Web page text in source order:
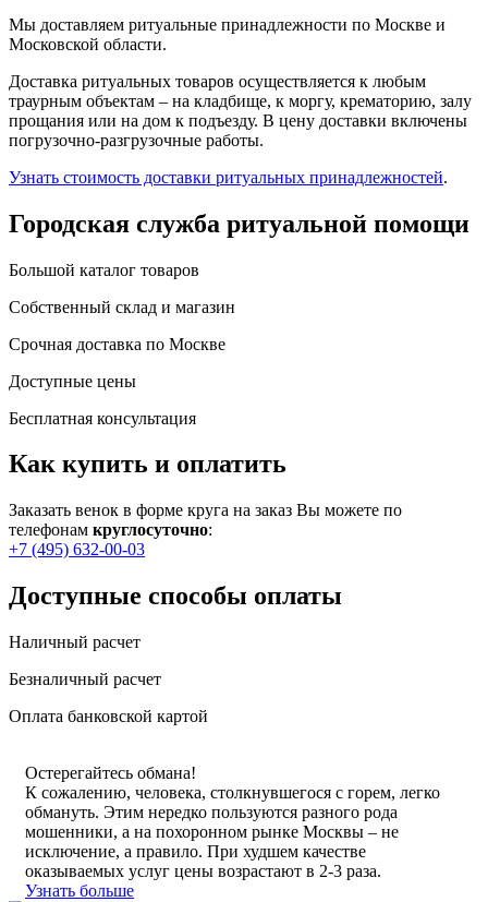
Мы доставляем ритуальные принадлежности по Москве и
Московской области.
Доставка ритуальных товаров осуществляется к любым
траурным объектам – на кладбище, к моргу, крематорию, залу
прощания или на дом к подъезду. В цену доставки включены
погрузочно-разгрузочные работы.
Узнать стоимость доставки ритуальных принадлежностей.
Городская служба ритуальной помощи
Большой каталог товаров
Собственный склад и магазин
Срочная доставка по Москве
Доступные цены
Бесплатная консультация
Как купить и оплатить
Заказать венок в форме круга на заказ Вы можете по
телефонам круглосуточно:
+7 (495) 632-00-03
Доступные способы оплаты
Наличный расчет
Безналичный расчет
Оплата банковской картой
Остерегайтесь обмана!
К сожалению, человека, столкнувшегося с горем, легко
обмануть. Этим нередко пользуются разного рода
мошенники, а на похоронном рынке Москвы – не
исключение, а правило. При худшем качестве
оказываемых услуг цены возрастают в 2-3 раза.
Узнать больше